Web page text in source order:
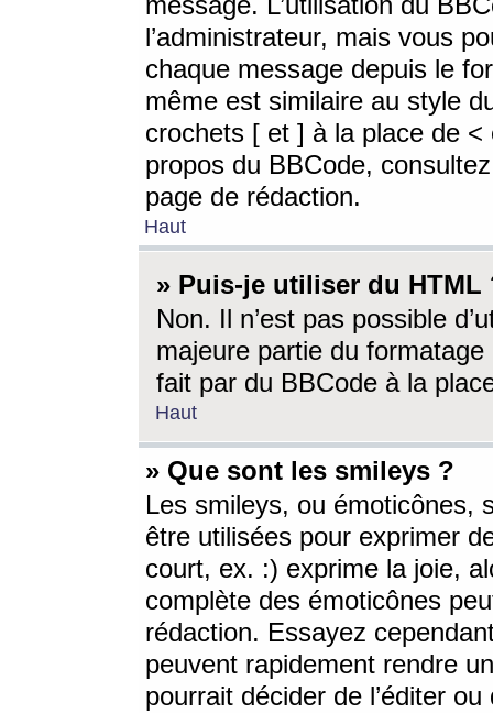
l’administrateur, mais vous
chaque message depuis le
même est similaire au style
crochets [ et ] à la place de <
propos du BBCode,
page de rédaction.
Haut
» Puis-je utiliser du HTML
Non. Il n’est pas possible
majeure partie du
fait par du BBCode à la
Haut
» Que sont les smileys ?
Les smileys, ou émoticônes,
être utilisées pour exprimer
court, ex. :) exprime la joie,
complète des émoticônes
rédaction. Essayez
peuvent rapidement rendre
pourrait décider de l’éditer